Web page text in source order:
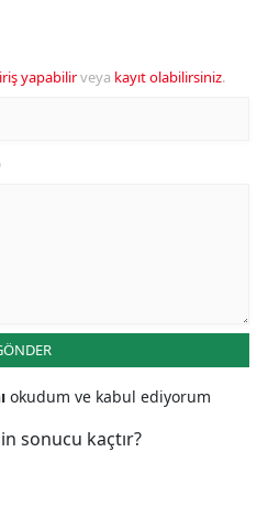
yapabilirveya kayıt olabilirsiniz.
okudum ve kabul ediyorum
sonucu kaçtır?